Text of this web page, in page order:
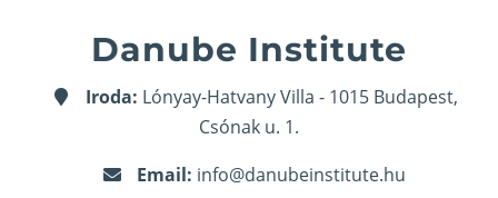
Danube Institute
Iroda: Lónyay-Hatvany Villa - 1015 Budapest,
Csónak u. 1.
Email: info@danubeinstitute.hu